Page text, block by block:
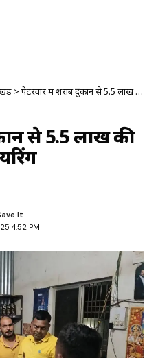
>पेटरवार में शराब दुकान से 5.5 लाख की लूट, लुटेरों ने की फायरिंग
से 5.5 लाख की
4:52 PM